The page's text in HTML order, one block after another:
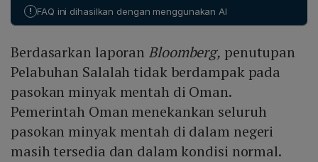
dilanjutkan.
menolak konfrontasi, serta memperingatkan bahwa
upaya false‑flag dapat memperluas konflik ke seluruh
distribusinya berjalan normal, meskipun operasi terminal
dan gangguan logistik, pasar energi domestik Oman
tidak mengalami penurunan signifikan.
! FAQ ini dihasilkan dengan menggunakan AI
Berdasarkan laporan Bloomberg, penutupan
Pelabuhan Salalah tidak berdampak pada
pasokan minyak mentah di Oman.
Pemerintah Oman menekankan seluruh
pasokan minyak mentah di dalam negeri
masih tersedia dan dalam kondisi normal.